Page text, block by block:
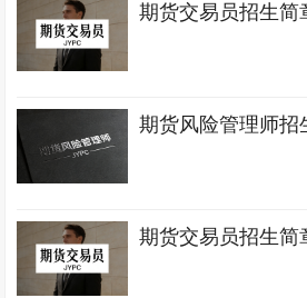
期货交易员招生简
期货风险管理师招
期货交易员招生简